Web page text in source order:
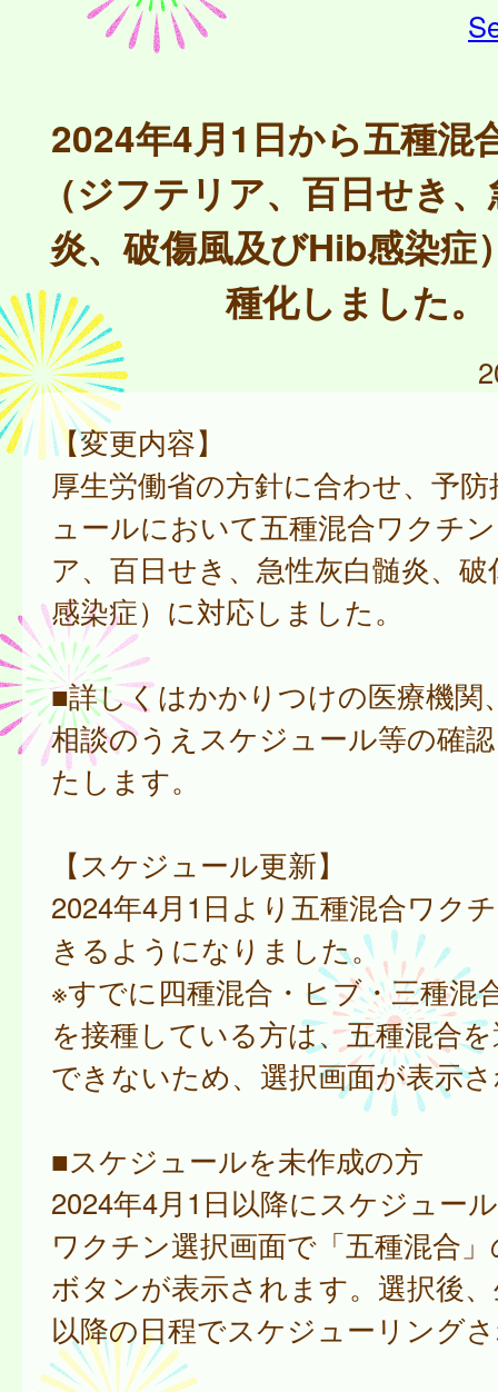
2024年4月1日から五種混
（ジフテリア、百日せき
炎、破傷風及びHib感染症
種化しました。
【変更内容】
厚生労働省の方針に合わせ、予
ュールにおいて五種混合ワクチ
ア、百日せき、急性灰白髄炎、
感染症）に対応しました。
■詳しくはかかりつけの医療機関
相談のうえスケジュール等の確
たします。
【スケジュール更新】
2024年4月1日より五種混合ワク
きるようになりました。
※すでに四種混合・ヒブ・三種混
を接種している方は、五種混合
できないため、選択画面が表示
■スケジュールを未作成の方
2024年4月1日以降にスケジュー
ワクチン選択画面で「五種混合
ボタンが表示されます。選択後
以降の日程でスケジューリング